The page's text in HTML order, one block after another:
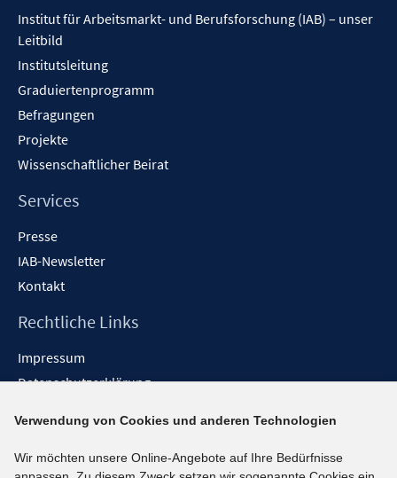
Institut für Arbeitsmarkt- und Berufsforschung (IAB) – unser
Leitbild
Institutsleitung
Graduiertenprogramm
Befragungen
Projekte
Wissenschaftlicher Beirat
Services
Presse
IAB-Newsletter
Kontakt
Rechtliche Links
Impressum
Datenschutzerklärung
Barrieren melden
Social-Media-Kanäle
Verwendung von Cookies und anderen Technologien
Wir möchten unsere Online-Angebote auf Ihre Bedürfnisse